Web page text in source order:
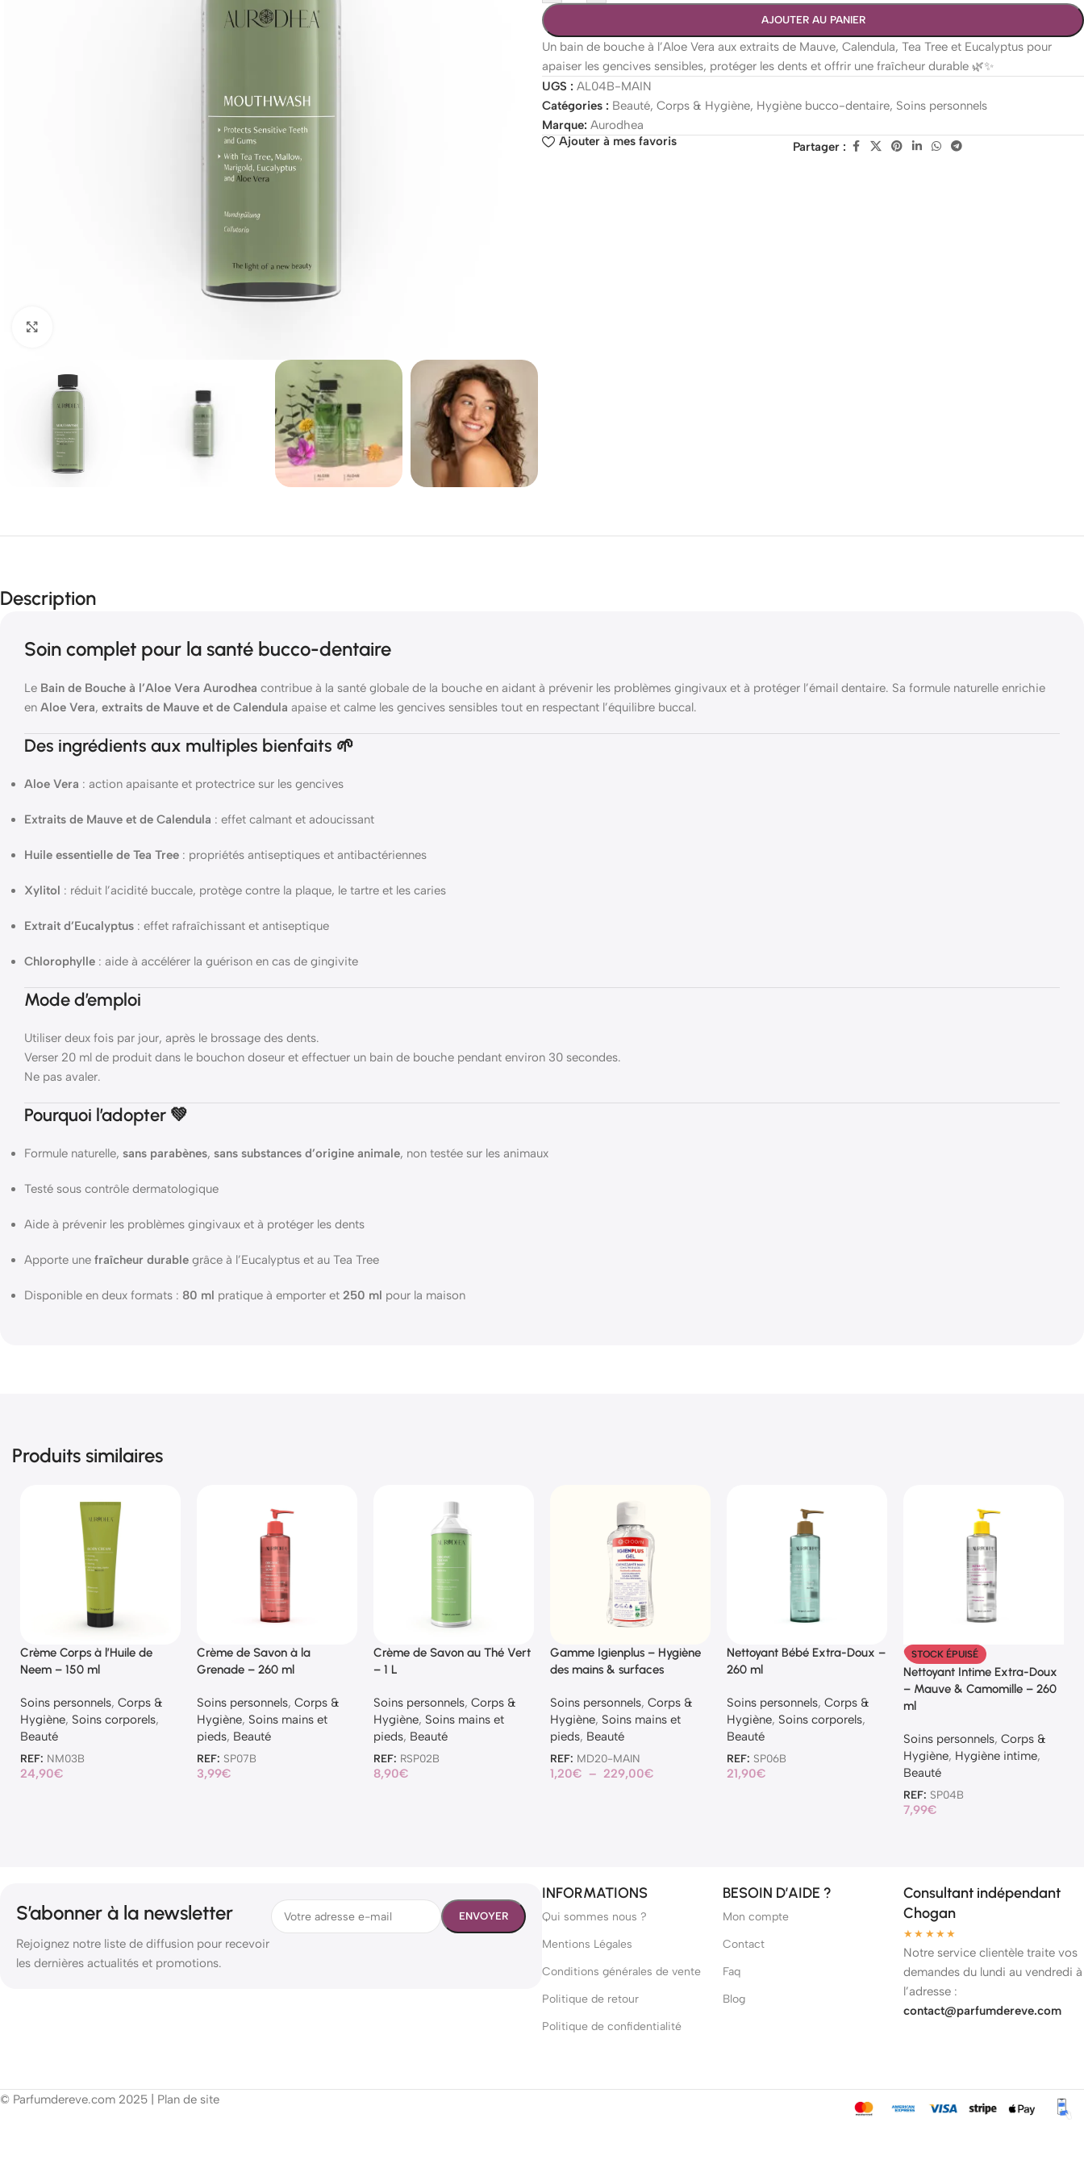
AJOUTER AU PANIER
Un bain de bouche à l’Aloe Vera aux extraits de Mauve, Calendula, Tea Tree et Eucalyptus pour
apaiser les gencives sensibles, protéger les dents et offrir une fraîcheur durable 🌿✨
UGS : AL04B-MAIN
Catégories : Beauté, Corps & Hygiène, Hygiène bucco-dentaire, Soins personnels
Marque: Aurodhea
Ajouter à mes favoris
Partager :
Description
Soin complet pour la santé bucco-dentaire
Le Bain de Bouche à l’Aloe Vera Aurodhea contribue à la santé globale de la bouche en aidant à prévenir les problèmes gingivaux et à protéger l’émail dentaire. Sa formule naturelle enrichie
en Aloe Vera, extraits de Mauve et de Calendula apaise et calme les gencives sensibles tout en respectant l’équilibre buccal.
Des ingrédients aux multiples bienfaits 🌱
Aloe Vera : action apaisante et protectrice sur les gencives
Extraits de Mauve et de Calendula : effet calmant et adoucissant
Huile essentielle de Tea Tree : propriétés antiseptiques et antibactériennes
Xylitol : réduit l’acidité buccale, protège contre la plaque, le tartre et les caries
Extrait d’Eucalyptus : effet rafraîchissant et antiseptique
Chlorophylle : aide à accélérer la guérison en cas de gingivite
Mode d’emploi
Utiliser deux fois par jour, après le brossage des dents.
Verser 20 ml de produit dans le bouchon doseur et effectuer un bain de bouche pendant environ 30 secondes.
Ne pas avaler.
Pourquoi l’adopter 💚
Formule naturelle, sans parabènes, sans substances d’origine animale, non testée sur les animaux
Testé sous contrôle dermatologique
Aide à prévenir les problèmes gingivaux et à protéger les dents
Apporte une fraîcheur durable grâce à l’Eucalyptus et au Tea Tree
Disponible en deux formats : 80 ml pratique à emporter et 250 ml pour la maison
Produits similaires
Crème Corps à l’Huile de
Neem – 150 ml
Soins personnels, Corps &
Hygiène, Soins corporels,
Beauté
REF: NM03B
24,90€
Crème de Savon à la
Grenade – 260 ml
Soins personnels, Corps &
Hygiène, Soins mains et
pieds, Beauté
REF: SP07B
3,99€
Crème de Savon au Thé Vert
– 1 L
Soins personnels, Corps &
Hygiène, Soins mains et
pieds, Beauté
REF: RSP02B
8,90€
Gamme Igienplus – Hygiène
des mains & surfaces
Soins personnels, Corps &
Hygiène, Soins mains et
pieds, Beauté
REF: MD20-MAIN
1,20€ – 229,00€
Nettoyant Bébé Extra-Doux –
260 ml
Soins personnels, Corps &
Hygiène, Soins corporels,
Beauté
REF: SP06B
21,90€
STOCK ÉPUISÉ
Nettoyant Intime Extra-Doux
– Mauve & Camomille – 260
ml
Soins personnels, Corps &
Hygiène, Hygiène intime,
Beauté
REF: SP04B
7,99€
S’abonner à la newsletter
Rejoignez notre liste de diffusion pour recevoir
les dernières actualités et promotions.
INFORMATIONS
Qui sommes nous ?
Mentions Légales
Conditions générales de vente
Politique de retour
Politique de confidentialité
BESOIN D’AIDE ?
Mon compte
Contact
Faq
Blog
Consultant indépendant
Chogan
★★★★★
Notre service clientèle traite vos
demandes du lundi au vendredi à
l’adresse :
contact@parfumdereve.com
© Parfumdereve.com 2025 | Plan de site